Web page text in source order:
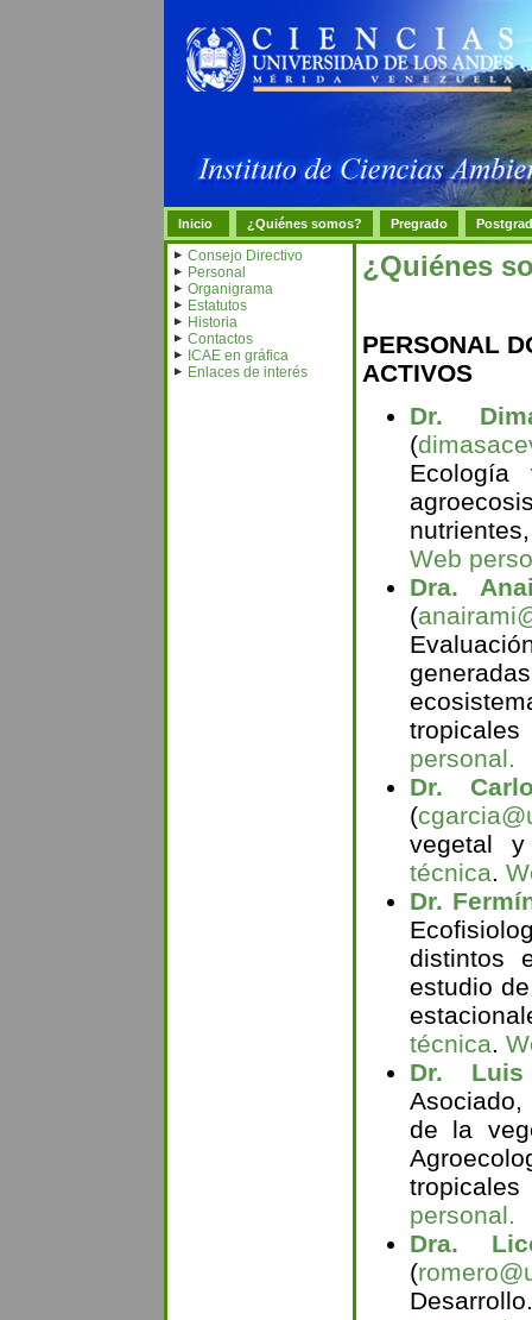
Inicio ¿Quiénes somos? Pregrado
Consejo Directivo
Personal
Organigrama
Estatutos
Historia
Contactos
ICAE en gráfica
Enlaces de interés
¿Quiénes
PERSONAL
ACTIVOS
Dr.
(
Ecología
Web
Dra.
(
personal.
Dr.
(
vegetal
técnica.
Dr.
distintos
estudio
técnica.
Dr. Luis
de la
personal.
Dra.
(